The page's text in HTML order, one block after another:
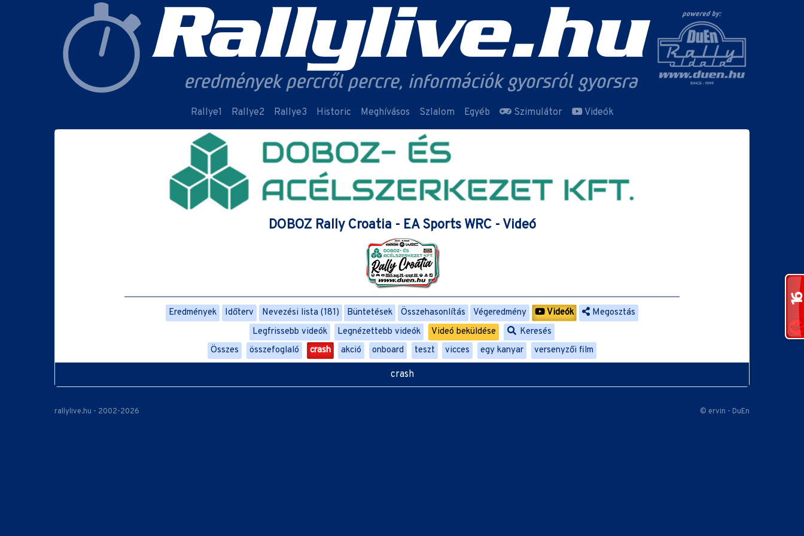
Rallye1 Rallye2 Rallye3 Historic Meghívásos Szlalom Egyéb Szimulátor Videók
DOBOZ Rally Croatia - EA Sports WRC - Videó
Eredmények Időterv Nevezési lista (181) Büntetések Összehasonlítás Végeredmény Videók
Megosztás
Legfrissebb videók
Legnézettebb videók Videó beküldése
Keresés
Összes
összefoglaló crash akció onboard teszt vicces egy kanyar versenyzői film
crash
rallylive.hu - 2002-2026 © ervin - DuEn